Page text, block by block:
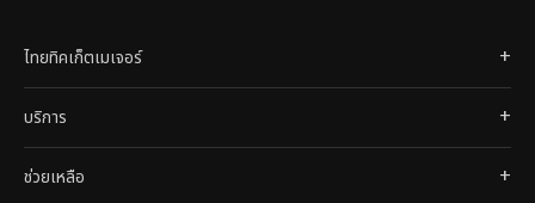
ไทยทิคเก็ตเมเจอร์
บริการ
ช่วยเหลือ